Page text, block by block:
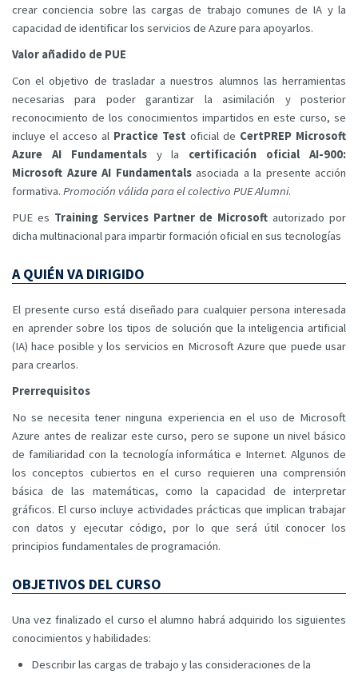
crear conciencia sobre las cargas de trabajo comunes de IA y la
capacidad de identificar los servicios de Azure para apoyarlos.
Valor añadido de PUE
Con el objetivo de trasladar a nuestros alumnos las herramientas
necesarias para poder garantizar la asimilación y posterior
reconocimiento de los conocimientos impartidos en este curso, se
incluye el acceso al Practice Test oficial de CertPREP Microsoft
Azure AI Fundamentalsy la certificación oficial AI-900:
Microsoft Azure AI Fundamentalsasociada a la presente acción
formativa. Promoción válida para el colectivo PUE Alumni.
PUE es Training Services Partner de Microsoft autorizado por
dicha multinacional para impartir formación oficial en sus tecnologías
A QUIÉN VA DIRIGIDO
El presente curso está diseñado para cualquier persona interesada
en aprender sobre los tipos de solución que la inteligencia artificial
(IA) hace posible y los servicios en Microsoft Azure que puede usar
para crearlos.
Prerrequisitos
No se necesita tener ninguna experiencia en el uso de Microsoft
Azure antes de realizar este curso, pero se supone un nivel básico
de familiaridad con la tecnología informática e Internet. Algunos de
los conceptos cubiertos en el curso requieren una comprensión
básica de las matemáticas, como la capacidad de interpretar
gráficos. El curso incluye actividades prácticas que implican trabajar
con datos y ejecutar código, por lo que será útil conocer los
principios fundamentales de programación.
OBJETIVOS DEL CURSO
Una vez finalizado el curso el alumno habrá adquirido los siguientes
conocimientos y habilidades:
Describir las cargas de trabajo y las consideraciones de la